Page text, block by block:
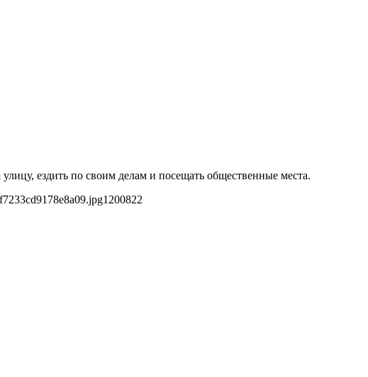
ездить по своим делам и посещать общественные места.
1200822